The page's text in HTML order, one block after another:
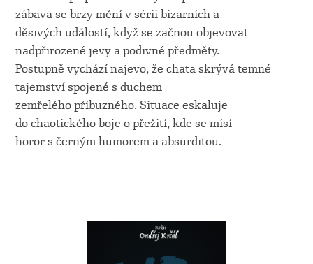
zábava se brzy mění v sérii bizarních a
děsivých událostí, když se začnou objevovat
nadpřirozené jevy a podivné předměty.
Postupně vychází najevo, že chata skrývá temné
tajemství spojené s duchem
zemřelého příbuzného. Situace eskaluje
do chaotického boje o přežití, kde se mísí
horor s černým humorem a absurditou.